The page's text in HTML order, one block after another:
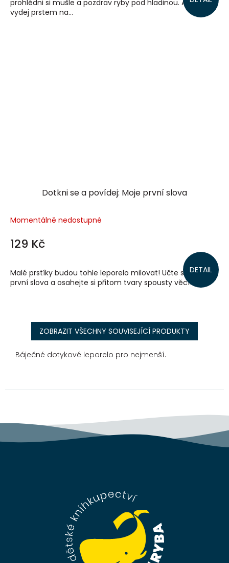
prohlédni si mušle a pozdrav ryby pod hladinou. A pak se
vydej prstem na...
Dotkni se a povídej: Moje první slova
Momentálně nedostupné
129 Kč
DETAIL
Malé prstíky budou tohle leporelo milovat! Učte se svá
první slova a osahejte si přitom tvary spousty věcí!
ZOBRAZIT VŠECHNY SOUVISEJÍCÍ PRODUKTY
Báječné dotykové leporelo pro nejmenší.